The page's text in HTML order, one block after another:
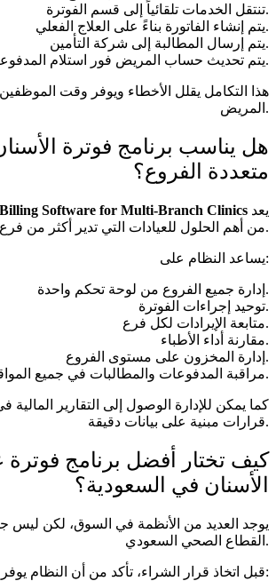
تنتقل الخدمات تلقائياً إلى قسم الفوترة.
يتم إنشاء الفاتورة بناءً على العلاج الفعلي.
يتم إرسال المطالبة إلى شركة التأمين.
يتم تحديث حساب المريض فور استلام المدفوعات.
هذا التكامل يقلل الأخطاء ويوفر وقت
المريض.
هل يناسب برنامج فوترة
متعددة الفروع؟
Software for Multi-Branch Clinics
من أهم الحلول للعيادات التي تدير أكثر من فرع.
يساعد النظام على:
إدارة جميع الفروع من لوحة تحكم واحدة.
توحيد إجراءات الفوترة.
متابعة الإيرادات لكل فرع.
مقارنة أداء الأطباء.
إدارة المخزون على مستوى الفروع.
مراقبة المدفوعات والمطالبات في جميع المواقع.
كما يمكن للإدارة الوصول إلى التقارير المالية
قرارات مبنية على بيانات دقيقة.
كيف تختار أفضل برنامج فوترة
الأسنان في السعودية؟
يوجد العديد من الأنظمة في السوق، لكن ليس
القطاع الصحي السعودي.
قبل اتخاذ قرار الشراء، تأكد من أن النظام يوفر: